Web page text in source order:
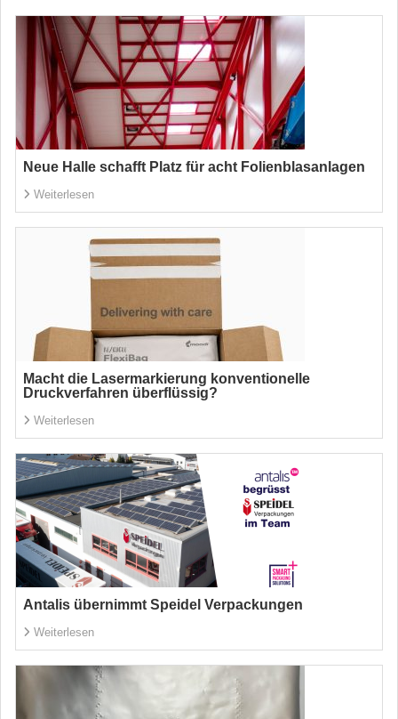
Neue Halle schafft Platz für acht Folienblasanlagen
Weiterlesen
Macht die Lasermarkierung konventionelle
Druckverfahren überflüssig?
Weiterlesen
Antalis übernimmt Speidel Verpackungen
Weiterlesen